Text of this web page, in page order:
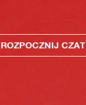
ROZPOCZNIJ CZAT